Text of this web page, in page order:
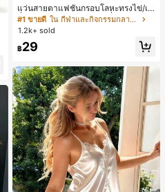
แว่นสายตาแฟชั่นกรอบโลหะทรงไข่/เห
ลี่ยมสำหรับผู้หญิง (กรอบครึ่ง), เหมาะ
สำหรับใส่ในชีวิตประจำวันและกิจกรรม
#1 ขายดี
ใน กีฬาและกิจกรรมกลางแจ้ง
1.2k+ sold
฿29